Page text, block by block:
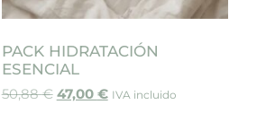
PACK HIDRATACIÓN
ESENCIAL
50,88€ 47,00 € IVA incluido